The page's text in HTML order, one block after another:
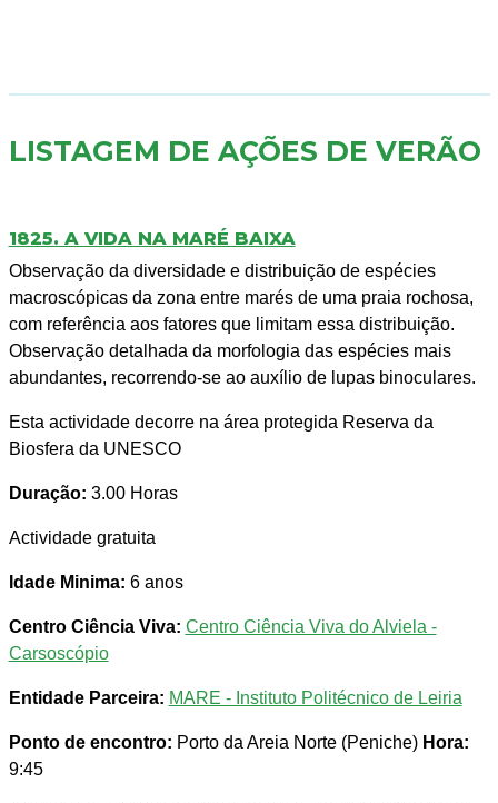
LISTAGEM DE AÇÕES DE VERÃO
1825. A VIDA NA MARÉ BAIXA
Observação da diversidade e distribuição de espécies
macroscópicas da zona entre marés de uma praia rochosa,
com referência aos fatores que limitam essa distribuição.
Observação detalhada da morfologia das espécies mais
abundantes, recorrendo-se ao auxílio de lupas binoculares.
Esta actividade decorre na área protegida Reserva da
Biosfera da UNESCO
Duração: 3.00 Horas
Actividade gratuita
Idade Minima: 6 anos
Centro Ciência Viva: Centro Ciência Viva do Alviela -
Carsoscópio
Entidade Parceira: MARE - Instituto Politécnico de Leiria
Ponto de encontro: Porto da Areia Norte (Peniche) Hora:
9:45